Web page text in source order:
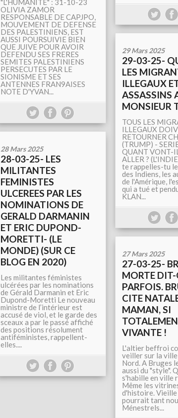
"L'HUMANITE" : 31-10-23
OLIVIA ZAMOR
RESPONSABLE DE CAPJPO,
MOUVEMENT DE DEFENSE
DES PALESTINIENS, EST
AUSSI POURSUIVIE BIEN
QUE JUIVE POUR AVOIR
DEFENDU SES FRERES
SEMITES PALESTINIENS
PERSECUTES PAR LE
SIONISME ET SES
ANTENNES FRAN9AISES
NOTE D'YVAN...
29 Mars 2025
29-03-25-
LES
ILLEGAUX
ASSASSINS
MONSIEUR
TOUS LES
ILLEGAUX
RETOURNER
(TRUMP) -
QUANT VONT-
ALLER ?
te rappelles-tu
des Indiens, les
de l'Amérique,
qui a tué et
KLAN...
28 Mars 2025
28-03-25- LES
MILITANTES
FEMINISTES
ULCEREES PAR LES
NOMINATIONS DE
GERALD DARMANIN
ET ERIC DUPOND-
MORETTI- (LE
MONDE) (SUR CE
BLOG EN 2020)
Les militantes féministes
ulcérées par les nominations
de Gérald Darmanin et Eric
Dupond-Moretti Le nouveau
ministre de l’intérieur est
accusé de viol, et le garde des
sceaux a par le passé affiché
des positions résolument
antiféministes, rappellent-
elles....
27 Mars 2025
27-03-25-
MORTE
PARFOIS.
CITE
MAMAN, SI
VIVANTE !
L'altier beffroi
veiller sur la ville
Nord. A Bruges
aussi du "style".
s'habille en ville
Même les
d'histoire.
pourrait tant
Ménestrels...